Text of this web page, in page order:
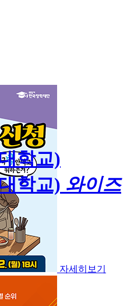
자세히보기
와이즈